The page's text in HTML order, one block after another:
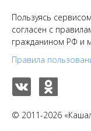
Пользуясь
согласен с
гражданином РФ и
Правила
© 2011-2026